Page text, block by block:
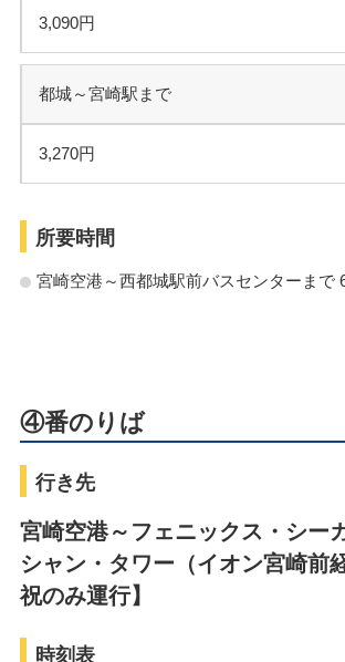
3,090円
都城～宮崎駅まで
3,270円
所要時間
宮崎空港～西都城駅前バスセンターまで
④番のりば
行き先
宮崎空港～フェニックス・シー
シャン・タワー（イオン宮崎前
祝のみ運行】
時刻表